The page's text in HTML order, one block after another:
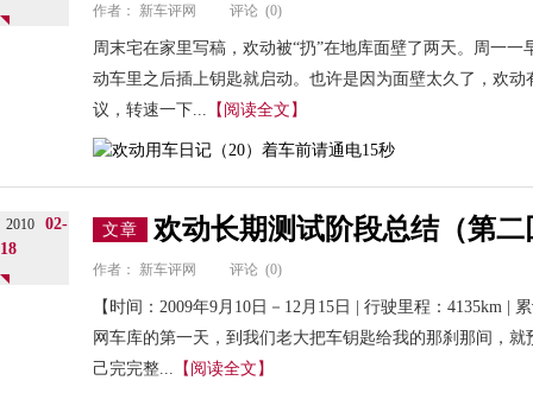
作者： 新车评网 评论 (0)
周末宅在家里写稿，欢动被“扔”在地库面壁了两天。周一
动车里之后插上钥匙就启动。也许是因为面壁太久了，欢
议，转速一下... 【阅读全文】
2010
02-
18
文章 欢动长期测试阶段总结（第二
作者： 新车评网 评论 (0)
【时间：2009年9月10日－12月15日 | 行驶里程：4135km |
网车库的第一天，到我们老大把车钥匙给我的那刹那间，
己完完整... 【阅读全文】